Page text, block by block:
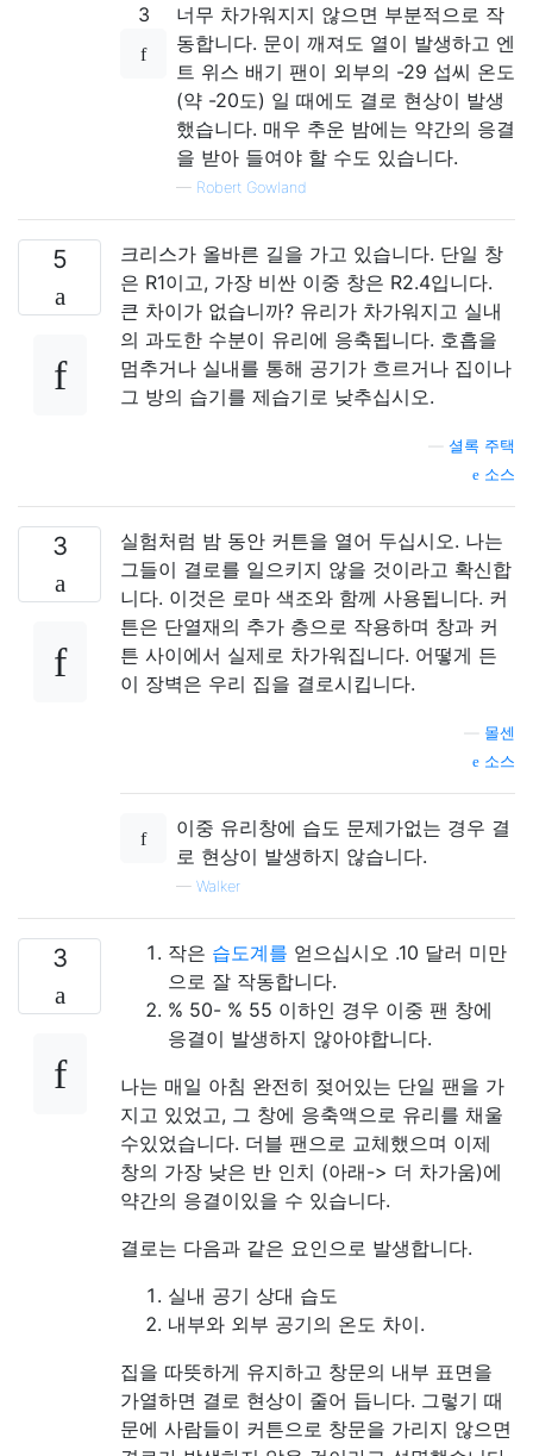
3
너무 차가워지지 않으면 부분적으로 작
동합니다. 문이 깨져도 열이 발생하고 엔
트 위스 배기 팬이 외부의 -29 섭씨 온도
(약 -20도) 일 때에도 결로 현상이 발생
했습니다. 매우 추운 밤에는 약간의 응결
을 받아 들여야 할 수도 있습니다.
— Robert Gowland
5
크리스가 올바른 길을 가고 있습니다. 단일 창
은 R1이고, 가장 비싼 이중 창은 R2.4입니다.
큰 차이가 없습니까? 유리가 차가워지고 실내
의 과도한 수분이 유리에 응축됩니다. 호흡을
멈추거나 실내를 통해 공기가 흐르거나 집이나
그 방의 습기를 제습기로 낮추십시오.
셜록 주택
소스
3
실험처럼 밤 동안 커튼을 열어 두십시오. 나는
그들이 결로를 일으키지 않을 것이라고 확신합
니다. 이것은 로마 색조와 함께 사용됩니다. 커
튼은 단열재의 추가 층으로 작용하며 창과 커
튼 사이에서 실제로 차가워집니다. 어떻게 든
이 장벽은 우리 집을 결로시킵니다.
몰센
소스
이중 유리창에 습도 문제가없는 경우 결
로 현상이 발생하지 않습니다.
— Walker
3 작은 습도계를 얻으십시오 .10 달러 미만
으로 잘 작동합니다.
% 50- % 55 이하인 경우 이중 팬 창에
응결이 발생하지 않아야합니다.
나는 매일 아침 완전히 젖어있는 단일 팬을 가
지고 있었고, 그 창에 응축액으로 유리를 채울
수있었습니다. 더블 팬으로 교체했으며 이제
창의 가장 낮은 반 인치 (아래-> 더 차가움)에
약간의 응결이있을 수 있습니다.
결로는 다음과 같은 요인으로 발생합니다.
실내 공기 상대 습도
내부와 외부 공기의 온도 차이.
집을 따뜻하게 유지하고 창문의 내부 표면을
가열하면 결로 현상이 줄어 듭니다. 그렇기 때
문에 사람들이 커튼으로 창문을 가리지 않으면